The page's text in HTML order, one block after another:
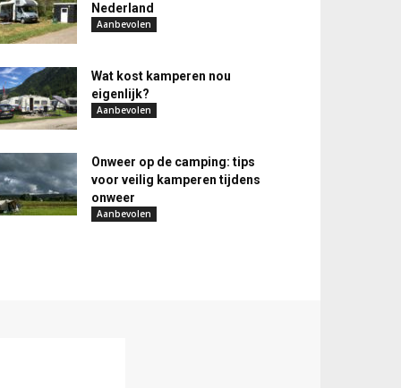
Nederland
Aanbevolen
Wat kost kamperen nou
eigenlijk?
Aanbevolen
Onweer op de camping: tips
voor veilig kamperen tijdens
onweer
Aanbevolen